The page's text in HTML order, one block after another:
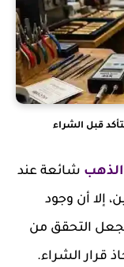
قبل الشراء
شائعة عند
إلا أن وجود
التحقق من
قرار الشراء.